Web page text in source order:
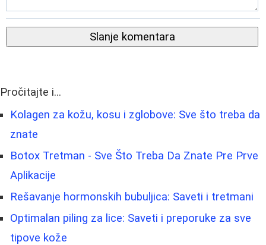
Slanje komentara
Pročitajte i...
Kolagen za kožu, kosu i zglobove: Sve što treba da
znate
Botox Tretman - Sve Što Treba Da Znate Pre Prve
Aplikacije
Rešavanje hormonskih bubuljica: Saveti i tretmani
Optimalan piling za lice: Saveti i preporuke za sve
tipove kože